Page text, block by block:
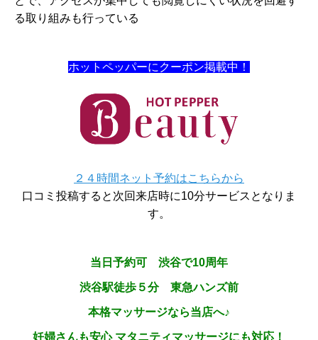
る取り組みも行っている
ホットペッパーにクーポン掲載中！
２４時間ネット予約はこちらから
口コミ投稿すると次回来店時に10分サービスとなりま
す。
当日予約可 渋谷で10周年
渋谷駅徒歩５分 東急ハンズ前
本格マッサージなら当店へ♪
妊婦さんも安心 マタニティマッサージにも対応！